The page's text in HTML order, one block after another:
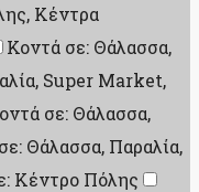
Κέντρα
Κοντά σε: Θάλασσα,
Super Market,
σε: Θάλασσα,
Θάλασσα, Παραλία,
Κέντρο Πόλης